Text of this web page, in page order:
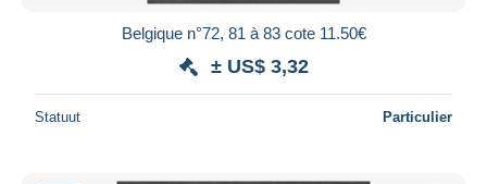
Belgique n°72, 81 à 83 cote 11.50€
± US$ 3,32
Statuut Particulier